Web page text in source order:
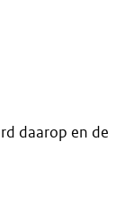
daarop en de